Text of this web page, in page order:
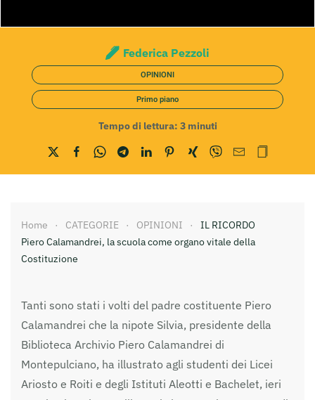
Federica Pezzoli
OPINIONI
Primo piano
Tempo di lettura: 3 minuti
Home CATEGORIE OPINIONI
IL RICORDO
Piero Calamandrei, la scuola come organo vitale della
Costituzione
Tanti sono stati i volti del padre costituente Piero
Calamandrei che la nipote Silvia, presidente della
Biblioteca Archivio Piero Calamandrei di
Montepulciano, ha illustrato agli studenti dei Licei
Ariosto e Roiti e degli Istituti Aleotti e Bachelet, ieri